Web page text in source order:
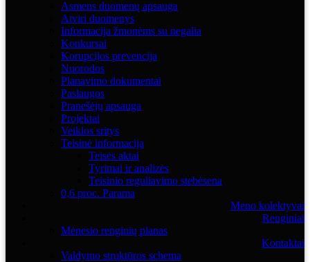
Asmens duomenų apsauga
Atviri duomenys
Informacija žmonėms su negalia
Konkursai
Korupcijos prevencija
Nuorodos
Planavimo dokumentai
Paslaugos
Pranešėjų apsauga
Projektai
Veiklos sritys
Teisinė informacija
Teisės aktai
Tyrimai ir analizės
Teisinio reguliavimo stebėsena
0,6 proc. Parama
Meno kolektyvai
Renginiai
Mėnesio renginių planas
Kontaktai
Valdymo struktūros schema